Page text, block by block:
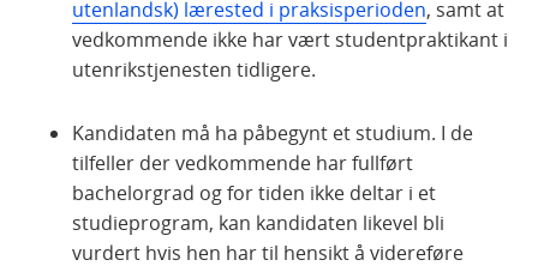
utenlandsk) lærested i praksisperioden, samt at
vedkommende ikke har vært studentpraktikant i
utenrikstjenesten tidligere.
Kandidaten må ha påbegynt et studium. I de
tilfeller der vedkommende har fullført
bachelorgrad og for tiden ikke deltar i et
studieprogram, kan kandidaten likevel bli
vurdert hvis hen har til hensikt å videreføre